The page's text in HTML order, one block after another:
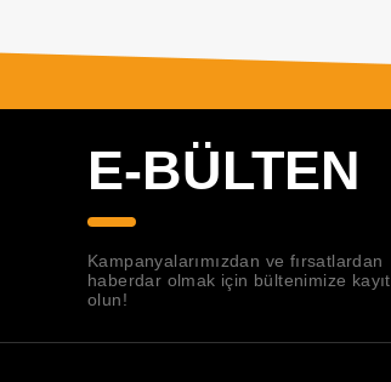
E-BÜLTEN
Kampanyalarımızdan ve fırsatlardan
haberdar olmak için bültenimize kayıt
olun!